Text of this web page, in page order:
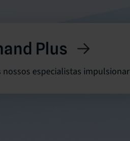
Plus
nossos especialistas